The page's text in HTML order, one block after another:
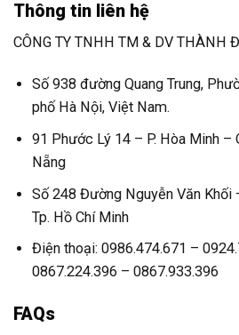
Thông tin liên hệ
CÔNG TY TNHH TM & DV THÀNH
Số 938 đường Quang Trung,
phố Hà Nội, Việt Nam.
91 Phước Lý 14 – P. Hòa Minh –
Nẵng
Số 248 Đường Nguyễn Văn Khối
Tp. Hồ Chí Minh
Điện thoại: 0986.474.671 –
0867.224.396 – 0867.933.396
FAQs